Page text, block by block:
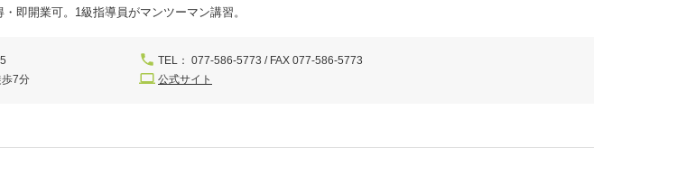
即開業可。1級指導員がマンツーマン講習。
7分
TEL： 077-586-5773 / FAX 077-586-5773
公式サイト